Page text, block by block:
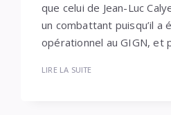
que celui de Jean-Luc
un combattant puisqu’il a
opérationnel au GIGN, et
LIRE LA SUITE